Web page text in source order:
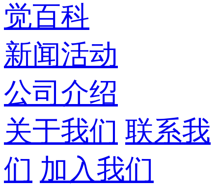
觉百科
新闻活动
公司介绍
关于我们 联系我
们 加入我们